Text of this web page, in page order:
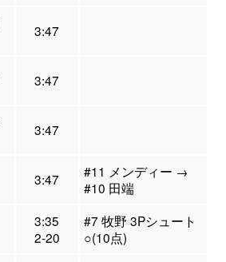
3:47
3:47
3:47
3:47
#11 メンディー →
#10 田端
3:35
2-20
#7 牧野 3Pシュート
○(10点)